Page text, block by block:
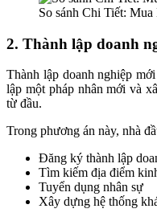
So sánh Chi Tiết:
2. Thành lập doanh
Thành lập doanh nghiệp
lập một pháp nhân mới và
từ đầu.
Trong phương án này, nhà
Đăng ký thành lập
Tìm kiếm địa điểm
Tuyển dụng nhân sự
Xây dựng hệ thống